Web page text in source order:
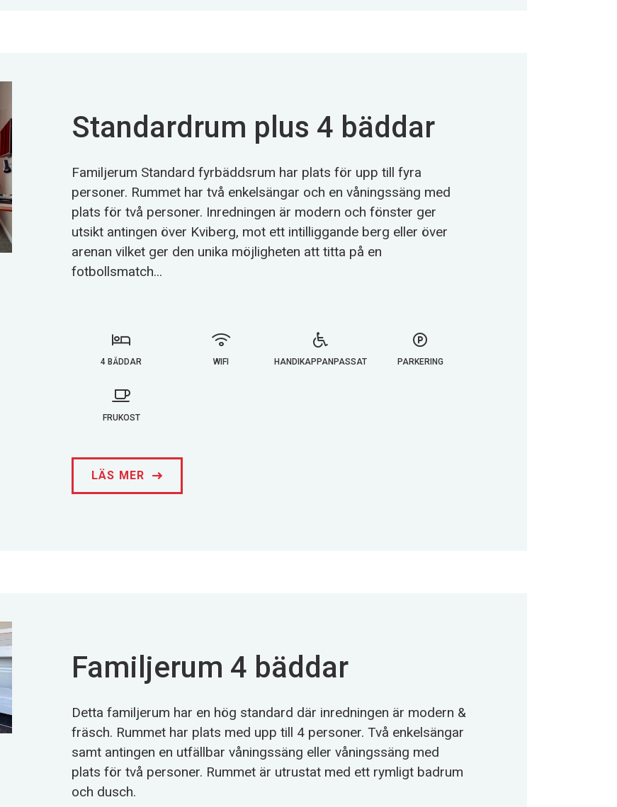
Standardrum plus 4 bäddar
Familjerum Standard fyrbäddsrum har plats för upp till fyra
personer. Rummet har två enkelsängar och en våningssäng med
plats för två personer. Inredningen är modern och fönster ger
utsikt antingen över Kviberg, mot ett intilliggande berg eller över
arenan vilket ger den unika möjligheten att titta på en
fotbollsmatch...
4 BÄDDAR WIFI HANDIKAPPANPASSAT PARKERING
FRUKOST
LÄS MER
Familjerum 4 bäddar
Detta familjerum har en hög standard där inredningen är modern &
fräsch. Rummet har plats med upp till 4 personer. Två enkelsängar
samt antingen en utfällbar våningssäng eller våningssäng med
plats för två personer. Rummet är utrustat med ett rymligt badrum
och dusch.